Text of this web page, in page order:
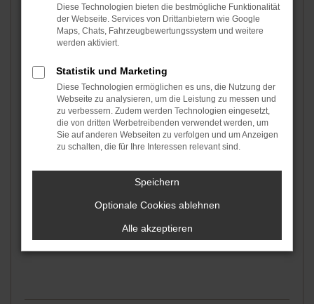
Beginn der Nutzung*
Ende der Nutzung*
Diese Technologien bieten die bestmögliche Funktionalität
der Webseite. Services von Drittanbietern wie Google
Maps, Chats, Fahrzeugbewertungssystem und weitere
werden aktiviert.
Statistik und Marketing
Diese Technologien ermöglichen es uns, die Nutzung der
Webseite zu analysieren, um die Leistung zu messen und
zu verbessern. Zudem werden Technologien eingesetzt,
die von dritten Werbetreibenden verwendet werden, um
Sie auf anderen Webseiten zu verfolgen und um Anzeigen
zu schalten, die für Ihre Interessen relevant sind.
Speichern
Optionale Cookies ablehnen
Alle akzeptieren